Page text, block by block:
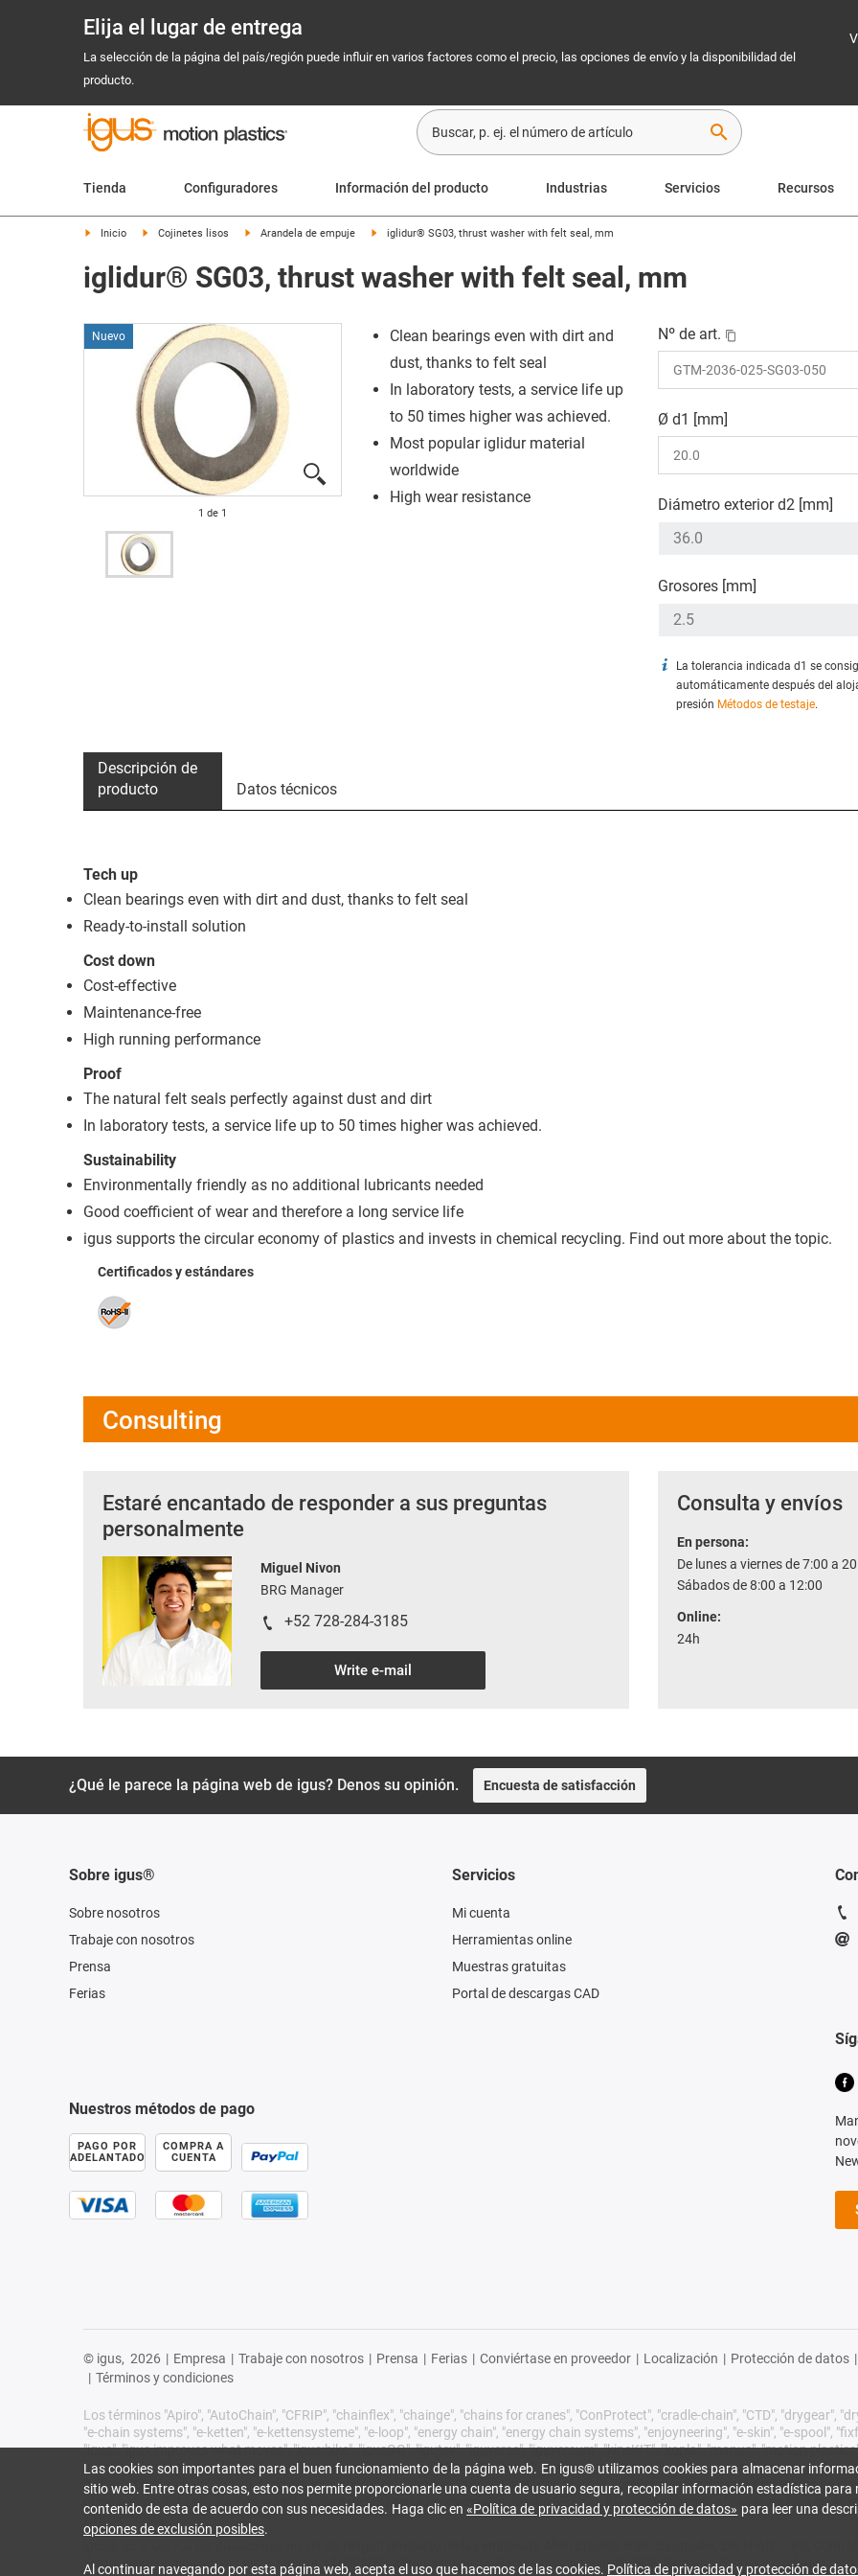
Elija el lugar de entrega
La selección de la página del país/región puede influir en varios factores como el precio, las opciones de envío y la disponibilidad del
producto.
search
Tienda Configuradores Información del producto Industrias Servicios Recursos
Inicio Cojinetes lisos Arandela de empuje iglidur® SG03, thrust washer with felt seal, mm
iglidur® SG03, thrust washer with felt seal, mm
Nuevo
1 de 1
Clean bearings even with dirt and
dust, thanks to felt seal
In laboratory tests, a service life up
to 50 times higher was achieved.
Most popular iglidur material
worldwide
High wear resistance
Nº de art.
Ø d1 [mm]
Diámetro exterior d2 [mm]
Grosores [mm]
La tolerancia indicada d1 se
automáticamente después del
presión Métodos de testaje.
Descripción de
producto
Datos técnicos
Tech up
Clean bearings even with dirt and dust, thanks to felt seal
Ready-to-install solution
Cost down
Cost-effective
Maintenance-free
High running performance
Proof
The natural felt seals perfectly against dust and dirt
In laboratory tests, a service life up to 50 times higher was achieved.
Sustainability
Environmentally friendly as no additional lubricants needed
Good coefficient of wear and therefore a long service life
igus supports the circular economy of plastics and invests in chemical recycling. Find out more about the topic.
Certificados y estándares
Consulting
Estaré encantado de responder a sus preguntas
personalmente
Miguel Nivon
BRG Manager
+52 728-284-3185
Write e-mail
Consulta y envíos
En persona:
De lunes a viernes de 7:00 a
Sábados de 8:00 a 12:00
Online:
24h
¿Qué le parece la página web de igus? Denos su opinión. Encuesta de satisfacción
Sobre igus®
Sobre nosotros
Trabaje con nosotros
Prensa
Ferias
Servicios
Mi cuenta
Herramientas online
Muestras gratuitas
Portal de descargas CAD
Nuestros métodos de pago
PAGO POR
ADELANTADO
COMPRA A
CUENTA
© igus, 2026 | Empresa | Trabaje con nosotros | Prensa | Ferias | Conviértase en proveedor | Localización | Protección de datos |
| Términos y condiciones
Los términos "Apiro", "AutoChain", "CFRIP", "chainflex", "chainge", "chains for cranes", "ConProtect", "cradle-chain", "CTD", "drygear",
"e-chain systems", "e-ketten", "e-kettensysteme", "e-loop", "energy chain", "energy chain systems", "enjoyneering", "e-skin", "e-spool",
"igus", "igus improves what moves", "igus:bike", "igusGO", "igutex", "iguverse", "iguversum", "kineKIT", "kopla", "manus", "motion
"print2mold", "Rawbot", "RBTX", "readycable", "readychain", "ReBeL", "ReCyycle", "reguse", "robolink", "Rohbot", "savfe", "speedigus",
"triflex", "twisterchain", "when it moves, igus improves", "xirodur", "xiros" y "yes" son marcas comerciales legalmente protegidas de
otros países. Esta es una lista no exhaustiva de las marcas comerciales de igus SE & Co. KG o de empresas afiliadas de igus en
jurisdicciones.
Festo, Heidenhain, Jetter, Lenze, LinMot, LTi DRiVES, Mitsubishi, NUM, Parker, Bosch Rexroth, SEW, Siemens, Stöber y cualquier
Las cookies son importantes para el buen funcionamiento de la página web. En igus® utilizamos cookies para almacenar
sitio web. Entre otras cosas, esto nos permite proporcionarle una cuenta de usuario segura, recopilar información estadística
contenido de esta de acuerdo con sus necesidades. Haga clic en«Política de privacidad y protección de datos» para leer una
opciones de exclusión posibles.
Al continuar navegando por esta página web, acepta el uso que hacemos de las cookies. Política de privacidad y protección de